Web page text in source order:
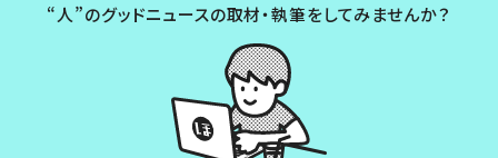
“人”のグッドニュースの取材・執筆をしてみませんか？